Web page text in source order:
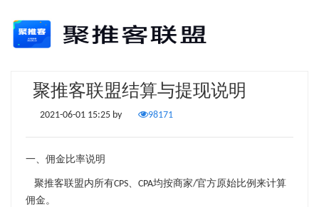
聚推客联盟结算与提现说明
2021-06-01 15:25 by 98171
一、佣金比率说明
聚推客联盟内所有CPS、CPA均按商家/官方原始比例来计算
佣金。